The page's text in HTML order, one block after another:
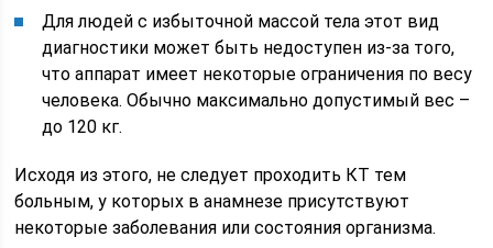
Для людей с избыточной массой тела этот вид
диагностики может быть недоступен из-за того,
что аппарат имеет некоторые ограничения по весу
человека. Обычно максимально допустимый вес –
до 120 кг.
Исходя из этого, не следует проходить КТ тем
больным, у которых в анамнезе присутствуют
некоторые заболевания или состояния организма.